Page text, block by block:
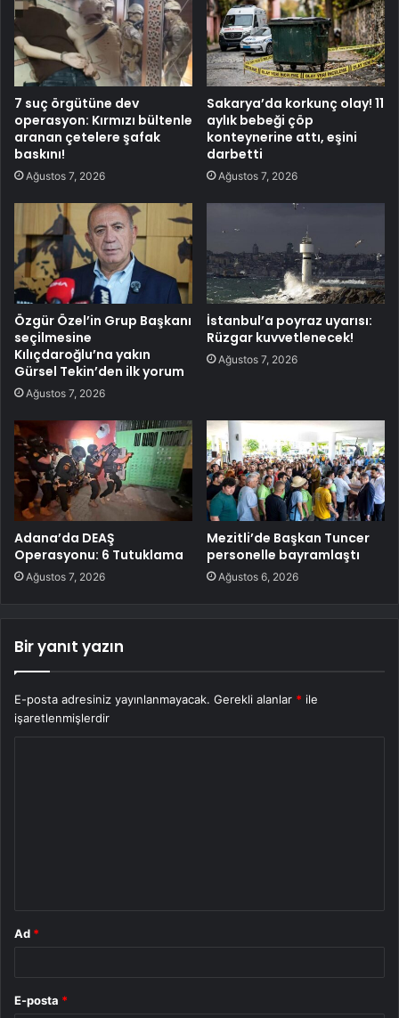
7 suç örgütüne dev
operasyon: Kırmızı bültenle
aranan çetelere şafak
baskını!
Ağustos 7, 2026
Sakarya’da korkunç olay! 11
aylık bebeği çöp
konteynerine attı, eşini
darbetti
Ağustos 7, 2026
Özgür Özel’in Grup Başkanı
seçilmesine
Kılıçdaroğlu’na yakın
Gürsel Tekin’den ilk yorum
Ağustos 7, 2026
İstanbul’a poyraz uyarısı:
Rüzgar kuvvetlenecek!
Ağustos 7, 2026
Adana’da DEAŞ
Operasyonu: 6 Tutuklama
Ağustos 7, 2026
Mezitli’de Başkan Tuncer
personelle bayramlaştı
Ağustos 6, 2026
Bir yanıt yazın
E-posta adresiniz yayınlanmayacak. Gerekli alanlar * ile
işaretlenmişlerdir
Ad *
E-posta *